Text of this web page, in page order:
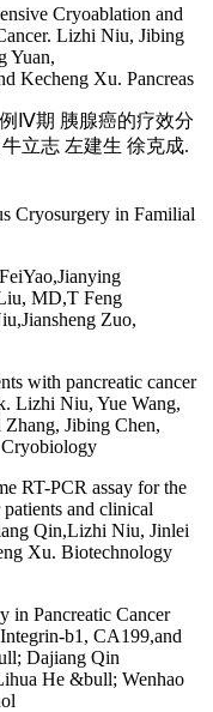
Cryoablation and
Lizhi Niu, Jibing
Yuan,
Kecheng Xu. Pancreas
Ⅳ期 胰腺癌的疗效分
立志 左建生 徐克成.
Cryosurgery in Familial
MD,T Feng
Zuo,
with pancreatic cancer
Lizhi Niu, Yue Wang,
Jibing Chen,
RT-PCR assay for the
and clinical
Qin,Lizhi Niu, Jinlei
Xu. Biotechnology
in Pancreatic Cancer
b1, CA199,and
Dajiang Qin
He &bull; Wenhao